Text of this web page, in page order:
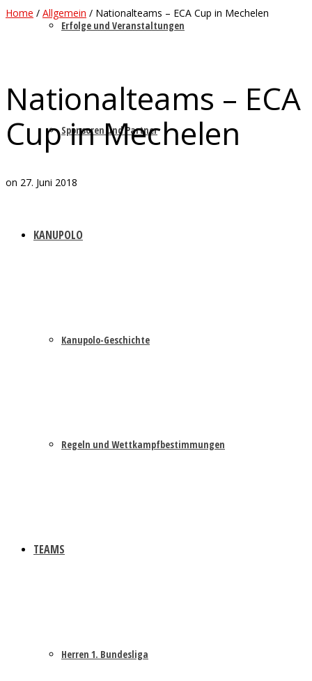
Erfolge und Veranstaltungen
Sponsoren und Partner
KANUPOLO
Kanupolo-Geschichte
Regeln und Wettkampfbestimmungen
TEAMS
Herren 1. Bundesliga
Home / Allgemein / Nationalteams – ECA Cup in Mechelen
Nationalteams – ECA
Cup in Mechelen
on 27. Juni 2018